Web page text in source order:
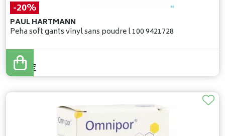
-20%
PAUL HARTMANN
Peha soft gants vinyl sans poudre l 100 9421728
11,48
9,18 €